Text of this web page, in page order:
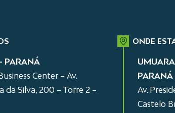
PARANÁ
Center – Av.
da Silva, 200 – Torre 2 –
ONDE
PARANÁ
Av.
Castelo